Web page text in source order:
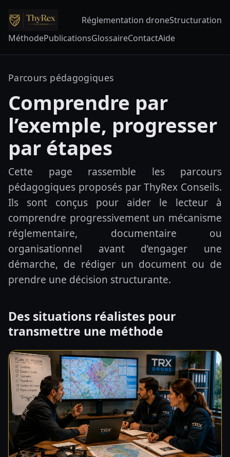
Réglementation droneStructuration
MéthodePublicationsGlossaireContactAide
Parcours pédagogiques
Comprendre par
l’exemple, progresser
par étapes
Cette page rassemble les parcours
pédagogiques proposés par ThyRex Conseils.
Ils sont conçus pour aider le lecteur à
comprendre progressivement un mécanisme
réglementaire, documentaire ou
organisationnel avant d’engager une
démarche, de rédiger un document ou de
prendre une décision structurante.
Des situations réalistes pour
transmettre une méthode